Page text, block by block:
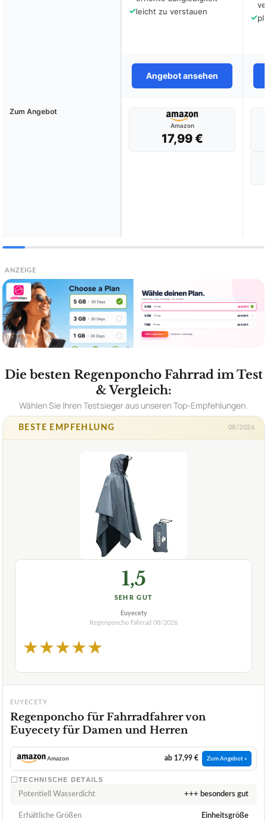
✓leicht zu verstauen
✓
Angebot ansehen
Zum Angebot
Amazon
17,99 €
ANZEIGE
Die besten Regenponcho Fahrrad im Test
& Vergleich:
Wählen Sie Ihren Testsieger aus unseren Top-Empfehlungen.
BESTE EMPFEHLUNG 08/2026
1,5
SEHR GUT
Euyecety
Regenponcho Fahrrad 08/2026
★★★★★
EUYECETY
Regenponcho für Fahrradfahrer von
Euyecety für Damen und Herren
Amazon ab 17,99 € Zum Angebot »
TECHNISCHE DETAILS
Potentiell Wasserdicht +++ besonders gut
Erhältliche Größen Einheitsgröße